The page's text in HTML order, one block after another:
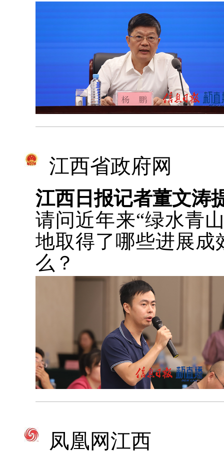
江西省政府网
江西日报记者董文涛
请问近年来“绿水青
地取得了哪些进展成
么？
凤凰网江西